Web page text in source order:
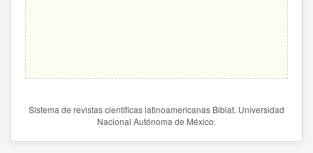
Sistema de revistas científicas latinoamericanas Biblat. Universidad
Nacional Autónoma de México.